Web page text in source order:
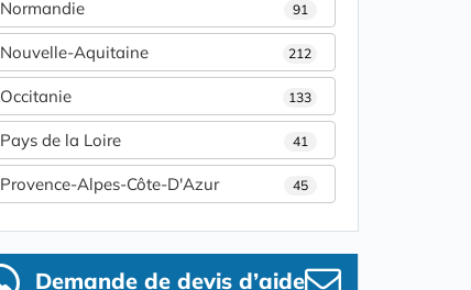
Normandie 91
Nouvelle-Aquitaine 212
Occitanie 133
Pays de la Loire 41
Provence-Alpes-Côte-D'Azur 45
Demande de devis d’aide